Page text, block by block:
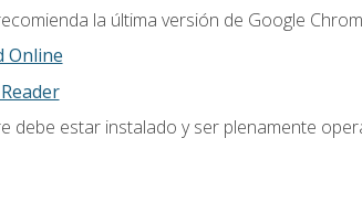
la última versión de Google
Online
debe estar instalado y ser plenamente